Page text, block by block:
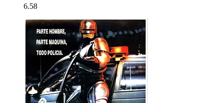
6.58